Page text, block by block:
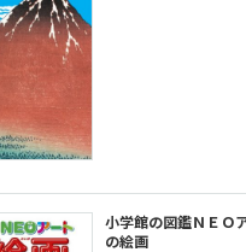
小学館の図鑑ＮＥ
の絵画